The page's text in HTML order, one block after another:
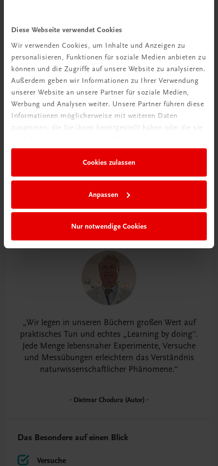
Diese Webseite verwendet Cookies
Wir verwenden Cookies, um Inhalte und Anzeigen zu
personalisieren, Funktionen für soziale Medien anbieten zu
können und die Zugriffe auf unsere Website zu analysieren.
Außerdem geben wir Informationen zu Ihrer Verwendung
unserer Website an unsere Partner für soziale Medien,
Werbung und Analysen weiter. Unsere Partner führen diese
Informationen möglicherweise mit weiteren Daten
zusammen, die Sie ihnen bereitgestellt haben oder die sie
Cookies zulassen
Anpassen
Nur notwendige Cookies
Interaktive
Übungen
Wir legen in unseren Büchern großen Wert auf
praktisches Tun und echtes „Learning by doing“.
Jede Menge lebensnaher Experimente, Versuche
und Messübungen erleichtern das Verständnis
naturwissenschaftlicher Phänomene.
Dietmar Chodura (Autor)
Das Besondere auf einen Blick
Versuche